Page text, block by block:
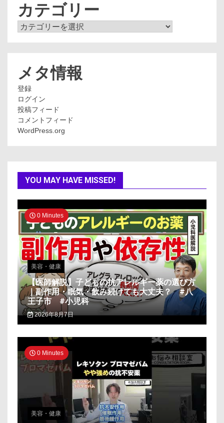
カテゴリー
カ
メタ情報
登録
ログイン
投稿フィード
コメントフィード
WordPress.org
YOU MAY HAVE MISSED!
0 Minutes
美容・健康
【医師解説】子どもの抗アレルギー薬の選び方
｜副作用・眠気・飲み続けても大丈夫？ #八
王子市 #小児科
2026年8月7日
0 Minutes
美容・健康